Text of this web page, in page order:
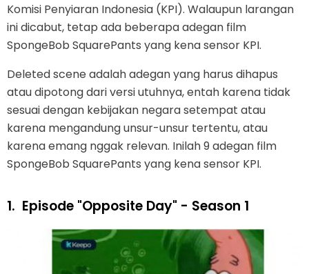
Komisi Penyiaran Indonesia (KPI). Walaupun larangan
ini dicabut, tetap ada beberapa adegan film
SpongeBob SquarePants yang kena sensor KPI.
Deleted scene adalah adegan yang harus dihapus
atau dipotong dari versi utuhnya, entah karena tidak
sesuai dengan kebijakan negara setempat atau
karena mengandung unsur-unsur tertentu, atau
karena emang nggak relevan. Inilah 9 adegan film
SpongeBob SquarePants yang kena sensor KPI.
1. Episode "Opposite Day" - Season 1